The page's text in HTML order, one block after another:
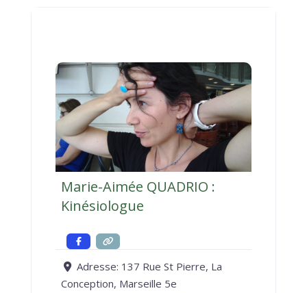
Marie-Aimée QUADRIO :
Kinésiologue
Adresse: 137 Rue St Pierre, La
Conception, Marseille 5e